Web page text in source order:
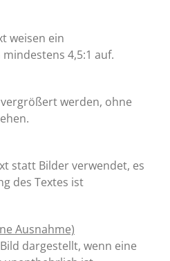
weisen ein
4,5:1 auf.
werden, ohne
statt Bilder verwendet, es
des Textes ist
Ausnahme)
dargestellt, wenn eine